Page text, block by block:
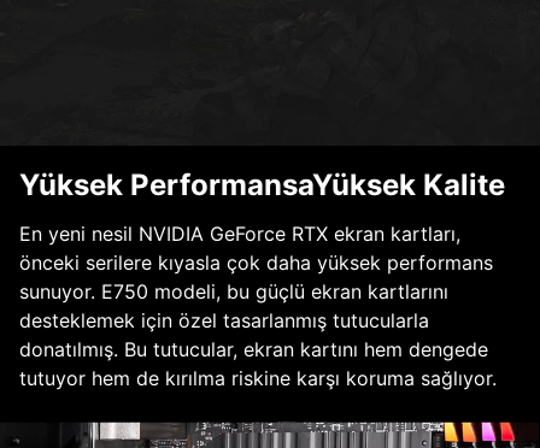
Yüksek PerformansaYüksek Kalite
En yeni nesil NVIDIA GeForce RTX ekran kartları,
önceki serilere kıyasla çok daha yüksek performans
sunuyor. E750 modeli, bu güçlü ekran kartlarını
desteklemek için özel tasarlanmış tutucularla
donatılmış. Bu tutucular, ekran kartını hem dengede
tutuyor hem de kırılma riskine karşı koruma sağlıyor.